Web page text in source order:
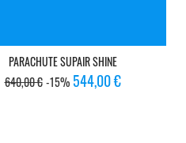
PARACHUTE SUPAIR SHINE
Prix
640,00 € -15% Prix
544,00 €